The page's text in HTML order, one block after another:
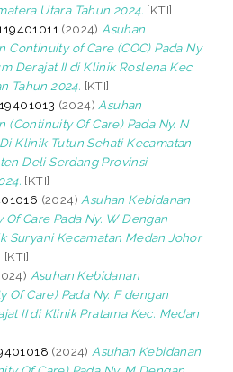
Utara Tahun 2024. [KTI]
(2024)Asuhan
of Care (COC) Pada Ny.
Derajat II di Klinik Roslena Kec.
Tahun 2024. [KTI]
(2024)Asuhan
(Continuity Of Care) Pada Ny. N
Klinik Tutun Sehati Kecamatan
Deli Serdang Provinsi
[KTI]
(2024)Asuhan Kebidanan
Care Pada Ny. W Dengan
Suryani Kecamatan Medan Johor
[KTI]
Asuhan Kebidanan
Of Care) Pada Ny. F dengan
II di Klinik Pratama Kec. Medan
(2024)Asuhan Kebidanan